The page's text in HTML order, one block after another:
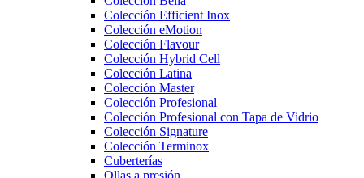
Colección Efficient Inox
Colección eMotion
Colección Flavour
Colección Hybrid Cell
Colección Latina
Colección Master
Colección Profesional
Colección Profesional con Tapa de Vidrio
Colección Signature
Colección Terminox
Cuberterías
Ollas a presión